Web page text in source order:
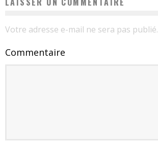
Votre adresse e-mail ne sera pas publié.
Commentaire